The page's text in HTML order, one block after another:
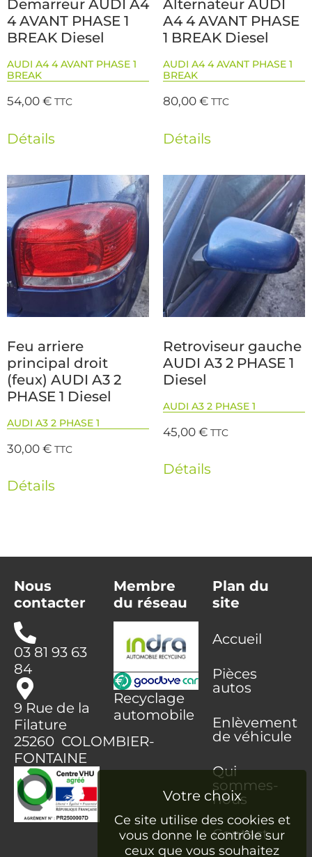
Demarreur AUDI A4
4 AVANT PHASE 1
BREAK Diesel
AUDI A4 4 AVANT PHASE 1
BREAK
54,00€ TTC
Détails
Alternateur AUDI
A4 4 AVANT PHASE
1 BREAK Diesel
AUDI A4 4 AVANT PHASE 1
BREAK
80,00€ TTC
Détails
Feu arriere
principal droit
(feux) AUDI A3 2
PHASE 1 Diesel
AUDI A3 2 PHASE 1
30,00€ TTC
Détails
Retroviseur gauche
AUDI A3 2 PHASE 1
Diesel
AUDI A3 2 PHASE 1
45,00€ TTC
Détails
Nous
contacter
03 81 93 63
84
9 Rue de la
Filature
25260 COLOMBIER-
FONTAINE
Membre
du réseau
Recyclage
automobile
Plan du
site
Accueil
Pièces
autos
Enlèvement
de véhicule
Qui
sommes-
nous
Contact
Ce site utilise des cookies et
vous donne le contrôle sur
ceux que vous souhaitez